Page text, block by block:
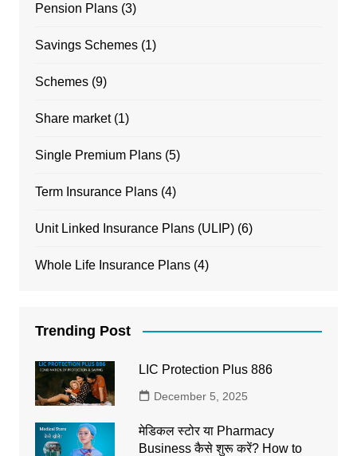
Pension Plans(3)
Savings Schemes(1)
Schemes(9)
Share market(1)
Single Premium Plans(5)
Term Insurance Plans(4)
Unit Linked Insurance Plans (ULIP)(6)
Whole Life Insurance Plans(4)
Trending Post
LIC Protection Plus 886
December 5, 2025
मेडिकल स्टोर या Pharmacy
Business कैसे शुरू करें? How to